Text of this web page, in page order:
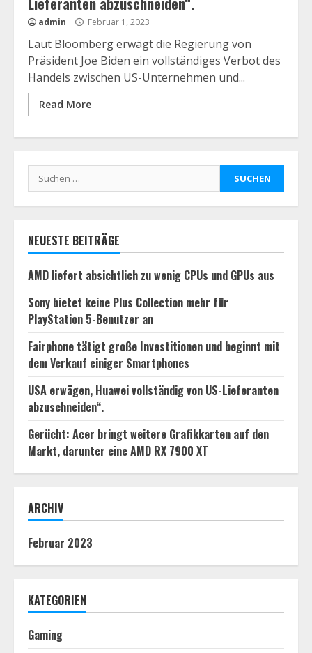
admin Februar 1, 2023
Laut Bloomberg erwägt die Regierung von
Präsident Joe Biden ein vollständiges Verbot des
Handels zwischen US-Unternehmen und...
Read More
Suchen
nach:
NEUESTE BEITRÄGE
AMD liefert absichtlich zu wenig CPUs und GPUs aus
Sony bietet keine Plus Collection mehr für
PlayStation 5-Benutzer an
Fairphone tätigt große Investitionen und beginnt mit
dem Verkauf einiger Smartphones
USA erwägen, Huawei vollständig von US-Lieferanten
abzuschneiden“.
Gerücht: Acer bringt weitere Grafikkarten auf den
Markt, darunter eine AMD RX 7900 XT
ARCHIV
Februar 2023
KATEGORIEN
Gaming